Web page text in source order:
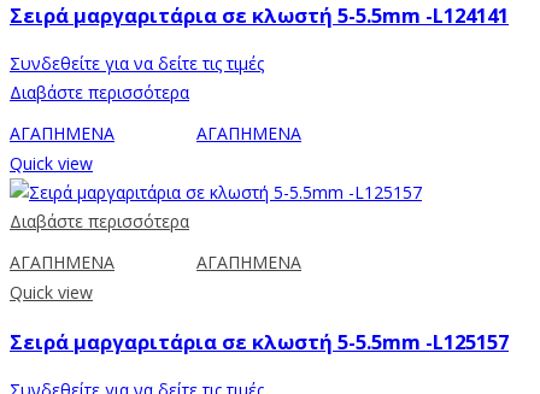
Σειρά μαργαριτάρια σε κλωστή 5-5.5mm -L124141
Συνδεθείτε για να δείτε τις τιμές
Διαβάστε περισσότερα
ΑΓΑΠΗΜΕΝΑ
ΑΓΑΠΗΜΕΝΑ
Quick view
Διαβάστε περισσότερα
ΑΓΑΠΗΜΕΝΑ
ΑΓΑΠΗΜΕΝΑ
Quick view
Σειρά μαργαριτάρια σε κλωστή 5-5.5mm -L125157